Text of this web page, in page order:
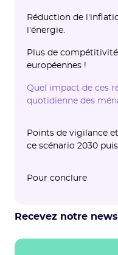
Réduction de
l'énergie.
Plus de
européennes !
Quel impact de ces
quotidienne des
Points de vigilance
ce scénario 2030
d’argent sur la table !
découlant de la mise
Pour conclure
Recevez notre